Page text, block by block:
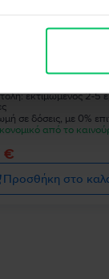
Galaxy S22 5G
εκτιμώμενος 2-5
σε δόσεις, με 0%
από το
€
Προσθήκη στο